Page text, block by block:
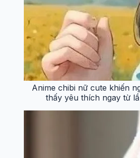
Anime chibi nữ cute khiến
thấy yêu thích ngay từ